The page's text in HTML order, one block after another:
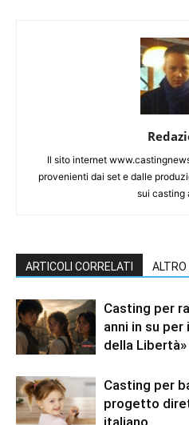
Il sito internet
provenienti dai set e dalle
sui casting
ARTICOLI CORRELATI ALTRO
Casting per
anni in su
della Libertà»
Casting per
progetto